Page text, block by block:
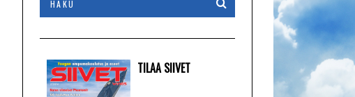
TILAA SIIVET